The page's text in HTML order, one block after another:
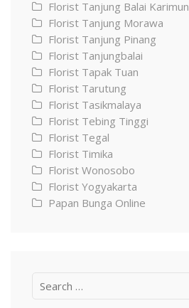
Florist Tanjung Balai Karimun
Florist Tanjung Morawa
Florist Tanjung Pinang
Florist Tanjungbalai
Florist Tapak Tuan
Florist Tarutung
Florist Tasikmalaya
Florist Tebing Tinggi
Florist Tegal
Florist Timika
Florist Wonosobo
Florist Yogyakarta
Papan Bunga Online
Search